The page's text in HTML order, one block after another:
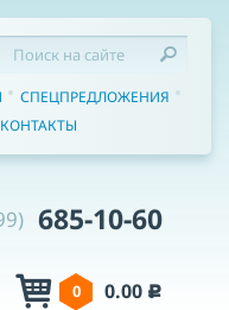
СПЕЦПРЕДЛОЖЕНИЯ
КОНТАКТЫ
685-10-60
0 0.00 c